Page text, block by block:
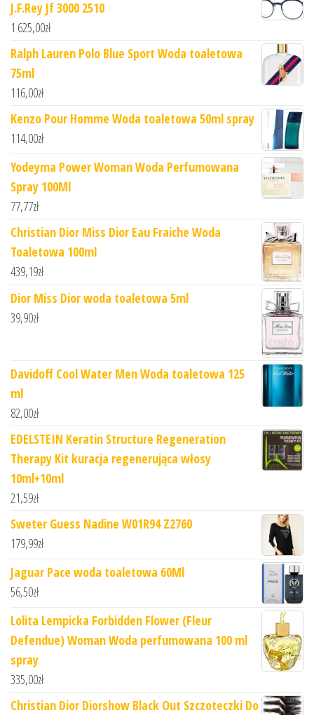
J.F.Rey Jf 3000 2510
1 625,00zł
Ralph Lauren Polo Blue Sport Woda toaletowa
75ml
116,00zł
Kenzo Pour Homme Woda toaletowa 50ml spray
114,00zł
Yodeyma Power Woman Woda Perfumowana
Spray 100Ml
77,77zł
Christian Dior Miss Dior Eau Fraiche Woda
Toaletowa 100ml
439,19zł
Dior Miss Dior woda toaletowa 5ml
39,90zł
Davidoff Cool Water Men Woda toaletowa 125
ml
82,00zł
EDELSTEIN Keratin Structure Regeneration
Therapy Kit kuracja regenerująca włosy
10ml+10ml
21,59zł
Sweter Guess Nadine W01R94 Z2760
179,99zł
Jaguar Pace woda toaletowa 60Ml
56,50zł
Lolita Lempicka Forbidden Flower (Fleur
Defendue) Woman Woda perfumowana 100 ml
spray
335,00zł
Christian Dior Diorshow Black Out Szczoteczki Do